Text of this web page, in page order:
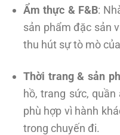
Ẩm thực & F&B:
sản phẩm đặc sản
thu hút sự tò mò
Thời trang & sản
hồ, trang sức,
phù hợp vì hành
trong chuyến đi.